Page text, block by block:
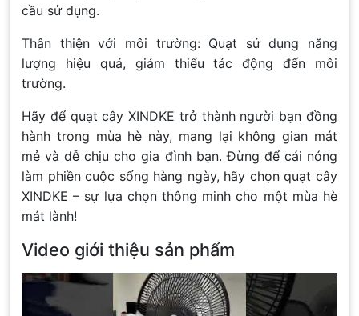
cầu sử dụng.
Thân thiện với môi trường: Quạt sử dụng năng
lượng hiệu quả, giảm thiểu tác động đến môi
trường.
Hãy để quạt cây XINDKE trở thành người bạn đồng
hành trong mùa hè này, mang lại không gian mát
mẻ và dễ chịu cho gia đình bạn. Đừng để cái nóng
làm phiền cuộc sống hàng ngày, hãy chọn quạt cây
XINDKE – sự lựa chọn thông minh cho một mùa hè
mát lành!
Video giới thiệu sản phẩm